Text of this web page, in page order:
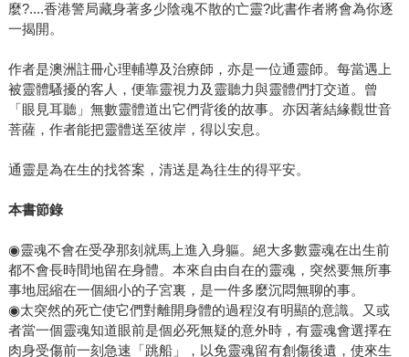
麼?....香港警局藏身著多少陰魂不散的亡靈?此書作者將會為你逐
一揭開。
作者是澳洲註冊心理輔導及治療師，亦是一位通靈師。每當遇上
被靈體騷擾的客人，便靠靈視力及靈聽力與靈體們打交道。曾
「眼見耳聽」無數靈體道出它們背後的故事。亦因著結緣觀世音
菩薩，作者能把靈體送至彼岸，得以安息。
通靈是為在生的找答案，清送是為往生的得平安。
本書節錄
◉靈魂不會在受孕那刻就馬上進入身軀。絕大多數靈魂在出生前
都不會長時間地留在身體。本來自由自在的靈魂，突然要無所事
事地屈縮在一個細小的子宮裏，是一件多麼沉悶無聊的事。
◉太突然的死亡使它們對離開身體的過程沒有明顯的意識。又或
者當一個靈魂知道眼前是個必死無疑的意外時，有靈魂會選擇在
肉身受傷前一刻急速「跳船」，以免靈魂留有創傷後遺，使來生